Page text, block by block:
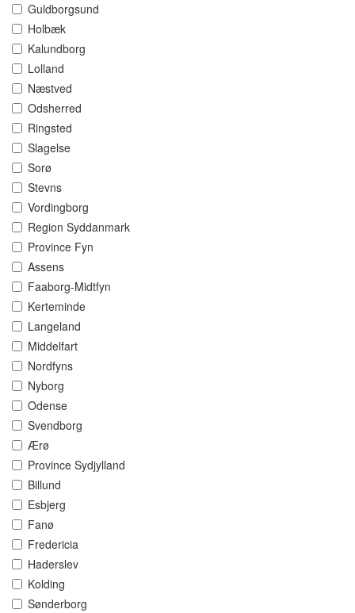
Guldborgsund
Holbæk
Kalundborg
Lolland
Næstved
Odsherred
Ringsted
Slagelse
Sorø
Stevns
Vordingborg
Region Syddanmark
Province Fyn
Assens
Faaborg-Midtfyn
Kerteminde
Langeland
Middelfart
Nordfyns
Nyborg
Odense
Svendborg
Ærø
Province Sydjylland
Billund
Esbjerg
Fanø
Fredericia
Haderslev
Kolding
Sønderborg